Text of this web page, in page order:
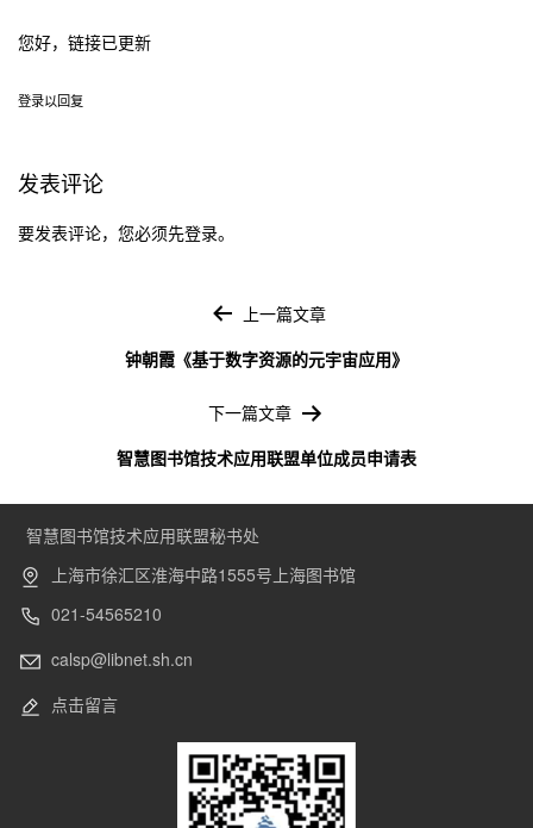
您好，链接已更新
登录以回复
发表评论
要发表评论，您必须先登录。
上一篇文章
钟朝霞《基于数字资源的元宇宙应用》
下一篇文章
智慧图书馆技术应用联盟单位成员申请表
智慧图书馆技术应用联盟秘书处
上海市徐汇区淮海中路1555号上海图书馆
021-54565210
calsp@libnet.sh.cn
点击留言